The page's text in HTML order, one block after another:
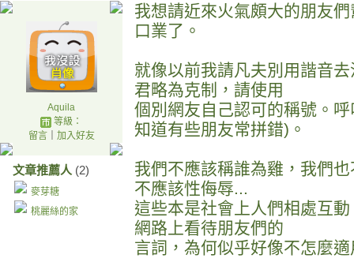
Aquila
等級：
留言｜ 加入好友
文章推薦人 (2)
麥芽糖
桃麗絲的家
我想請近來火氣頗大的朋友
口業了。
就像以前我請凡夫別用諧音
君略為克制，請使用
個別網友自己認可的稱號。
知道有些朋友常拼錯)。
我們不應該稱誰為雞，我們
不應該性侮辱...
這些本是社會上人們相處互
網路上看待朋友們的
言詞，為何似乎好像不怎麼適